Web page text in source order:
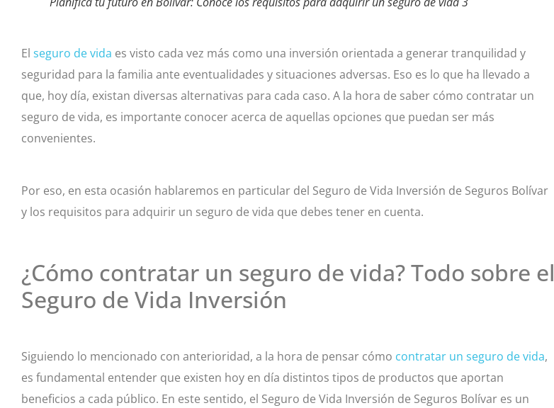
El seguro de vida es visto cada vez más como una inversión orientada a generar tranquilidad y
seguridad para la familia ante eventualidades y situaciones adversas. Eso es lo que ha llevado a
que, hoy día, existan diversas alternativas para cada caso. A la hora de saber cómo contratar un
seguro de vida, es importante conocer acerca de aquellas opciones que puedan ser más
convenientes.
Por eso, en esta ocasión hablaremos en particular del Seguro de Vida Inversión de Seguros Bolívar
y los requisitos para adquirir un seguro de vida que debes tener en cuenta.
¿Cómo contratar un seguro de vida? Todo sobre el
Seguro de Vida Inversión
Siguiendo lo mencionado con anterioridad, a la hora de pensar cómo contratar un seguro de vida,
es fundamental entender que existen hoy en día distintos tipos de productos que aportan
beneficios a cada público. En este sentido, el Seguro de Vida Inversión de Seguros Bolívar es un